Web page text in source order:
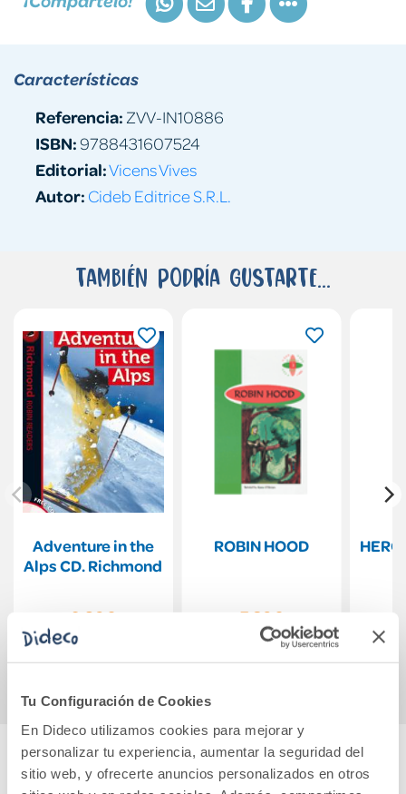
Tu Configuración de Cookies
En Dideco utilizamos cookies para mejorar y
personalizar tu experiencia, aumentar la seguridad del
sitio web, y ofrecerte anuncios personalizados en otros
Características
Referencia: ZVV-IN10886
ISBN:9788431607524
Editorial:Vicens Vives
Autor: Cideb Editrice S.R.L.
También podría gustarte...
Adventure in the
Alps CD. Richmond
9,80€
ROBIN HOOD
7,30€
Comprar